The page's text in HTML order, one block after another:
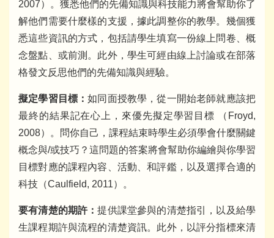
2007）。獲悉他們的先備知識與科技能力將會幫助你了
解他們需要什麼樣的支援，據此調整你的教學。幾個獲
悉這些資訊的方式，包括請學生填寫一份線上問卷、概
念盤點、或前測。此外，學生可經由線上討論或在部落
格發文反思他們的先備知識與經驗。
擬定學習目標：如同面授教學，從一開始老師就應該把
最終的結果記在心上，來優先擬定學習目標 （Froyd,
2008）。問你自己，課程結束時學生必須學會什麼關鍵
概念與/或技巧？這問題的答案將會幫助你編繪與你學習
目標對應的課程內容、活動、和評鑑，以及選擇合適的
科技（Caulfield, 2011）。
要有清楚的期許：提供課堂參與的清楚指引，以及給學
生課程期許與流程的清楚資訊。此外，以評分指標來清